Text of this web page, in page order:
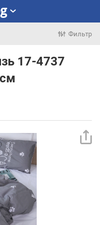
Фильтр
17-4737